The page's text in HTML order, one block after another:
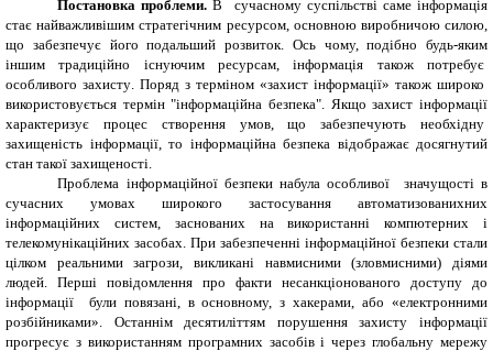
Постановка проблеми. В сучасному суспільстві саме інформація
стає найважливішим стратегічним ресурсом, основною виробничою силою,
що забезпечує його подальший розвиток. Ось чому, подібно будь-яким
іншим традиційно існуючим ресурсам, інформація також потребує
особливого захисту Поряд з терміном «захист інформації» також широко
використовується термін "інформаційна безпека". Якщо захист інформації
характеризує процес створення умов, що забезпечують необхідну
захищеність інформації, то інформаційна безпека відображає досягнутий
стан такої захищеності.
Проблема інформаційної безпеки набула особливої
значущості в
сучасних умовах широкого застосування автоматизованихних
інформаційних систем, заснованих на використанні компютерних і
телекомунікаційних засобах. При забезпеченні інформаційної безпеки стали
цілком реальними загрози, викликані навмисними (зловмисними) діями
людей. Перші повідомлення про факти несанкціонованого доступу до
інформації були повязані, в основному, з хакерами, або «електронними
розбійниками». Останнім десятиліттям порушення захисту інформації
прогресує з використанням програмних засобів і через глобальну мережу